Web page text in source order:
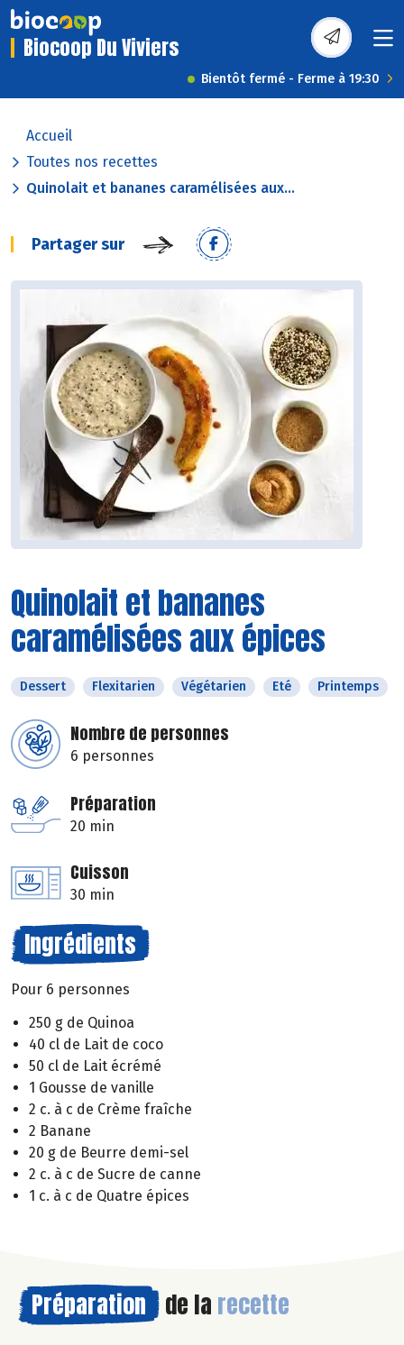
Biocoop Du Viviers
Bientôt fermé - Ferme à 19:30
Accueil
Toutes nos recettes
Quinolait et bananes caramélisées aux...
Partager sur
Quinolait et bananes
caramélisées aux épices
Dessert Flexitarien Végétarien Eté Printemps
Nombre de personnes
6 personnes
Préparation
20 min
Cuisson
30 min
Ingrédients
Pour 6 personnes
250 g de Quinoa
40 cl de Lait de coco
50 cl de Lait écrémé
1 Gousse de vanille
2 c. à c de Crème fraîche
2 Banane
20 g de Beurre demi-sel
2 c. à c de Sucre de canne
1 c. à c de Quatre épices
Préparation de la recette